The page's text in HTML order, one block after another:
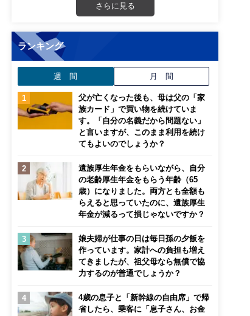
さらに見る
ランキング
週 間 月 間
父が亡くなった後も、母は父の「家
族カード」で買い物を続けていま
す。「自分の名義だから問題ない」
と言いますが、このまま利用を続け
てもよいのでしょうか？
遺族厚生年金をもらいながら、自分
の老齢厚生年金をもらう年齢（65
歳）になりました。両方とも全額も
らえると思っていたのに、遺族厚生
年金が減るって損じゃないですか？
娘夫婦が仕事の日は毎日孫の夕飯を
作っています。家計への負担も増え
てきましたが、祖父母なら無償で協
力するのが普通でしょうか？
4歳の息子と「新幹線の自由席」で帰
省したら、乗客に「息子さん、お金